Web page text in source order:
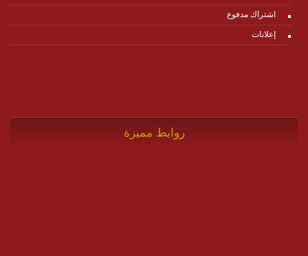
اشتراك مدفوع
إعلانات
روابط مميزة